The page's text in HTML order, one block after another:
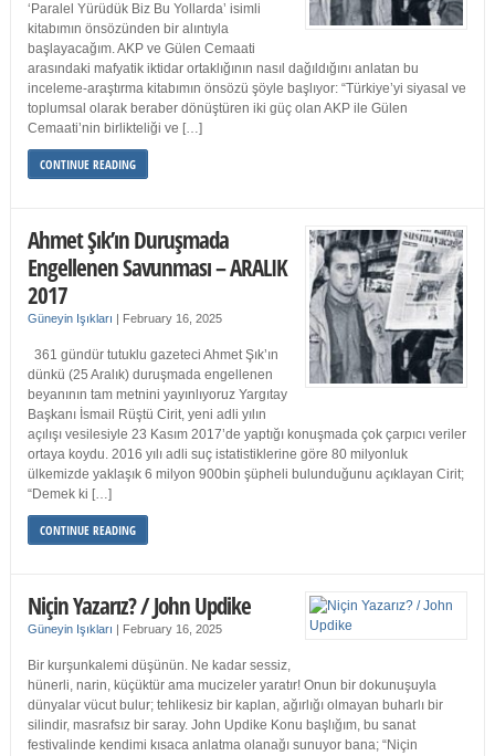
‘Paralel Yürüdük Biz Bu Yollarda’ isimli
kitabımın önsözünden bir alıntıyla
başlayacağım. AKP ve Gülen Cemaati
arasındaki mafyatik iktidar ortaklığının nasıl dağıldığını anlatan bu
inceleme-araştırma kitabımın önsözü şöyle başlıyor: “Türkiye’yi siyasal ve
toplumsal olarak beraber dönüştüren iki güç olan AKP ile Gülen
Cemaati’nin birlikteliği ve […]
CONTINUE READING
Ahmet Şık’ın Duruşmada
Engellenen Savunması – ARALIK
2017
Güneyin Işıkları | February 16, 2025
361 gündür tutuklu gazeteci Ahmet Şık’ın
dünkü (25 Aralık) duruşmada engellenen
beyanının tam metnini yayınlıyoruz Yargıtay
Başkanı İsmail Rüştü Cirit, yeni adli yılın
açılışı vesilesiyle 23 Kasım 2017’de yaptığı konuşmada çok çarpıcı veriler
ortaya koydu. 2016 yılı adli suç istatistiklerine göre 80 milyonluk
ülkemizde yaklaşık 6 milyon 900bin şüpheli bulunduğunu açıklayan Cirit;
“Demek ki […]
CONTINUE READING
Niçin Yazarız? / John Updike
Güneyin Işıkları | February 16, 2025
Bir kurşunkalemi düşünün. Ne kadar sessiz,
hünerli, narin, küçüktür ama mucizeler yaratır! Onun bir dokunuşuyla
dünyalar vücut bulur; tehlikesiz bir kaplan, ağırlığı olmayan buharlı bir
silindir, masrafsız bir saray. John Updike Konu başlığım, bu sanat
festivalinde kendimi kısaca anlatma olanağı sunuyor bana; “Niçin